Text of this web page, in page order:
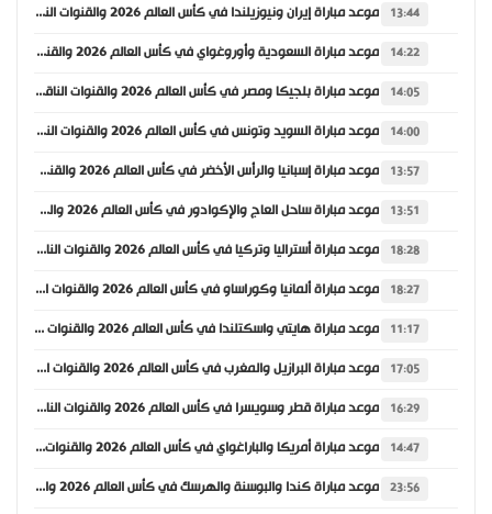
13:44 موعد مباراة إيران ونيوزيلندا في كأس العالم 2026 والقنوات الناقلة
14:22 موعد مباراة السعودية وأوروغواي في كأس العالم 2026 والقنوات الناقلة
14:05 موعد مباراة بلجيكا ومصر في كأس العالم 2026 والقنوات الناقلة
14:00 موعد مباراة السويد وتونس في كأس العالم 2026 والقنوات الناقلة
13:57 موعد مباراة إسبانيا والرأس الأخضر في كأس العالم 2026 والقنوات الناقلة
13:51 موعد مباراة ساحل العاج والإكوادور في كأس العالم 2026 والقنوات الناقلة
18:28 موعد مباراة أستراليا وتركيا في كأس العالم 2026 والقنوات الناقلة
18:27 موعد مباراة ألمانيا وكوراساو في كأس العالم 2026 والقنوات الناقلة
11:17 موعد مباراة هايتي واسكتلندا في كأس العالم 2026 والقنوات الناقلة
17:05 موعد مباراة البرازيل والمغرب في كأس العالم 2026 والقنوات الناقلة
16:29 موعد مباراة قطر وسويسرا في كأس العالم 2026 والقنوات الناقلة
14:47 موعد مباراة أمريكا والباراغواي في كأس العالم 2026 والقنوات الناقلة
23:56 موعد مباراة كندا والبوسنة والهرسك في كأس العالم 2026 والقنوات الناقلة